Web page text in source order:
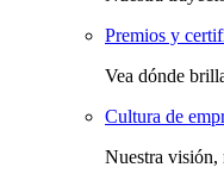
Premios y
Vea dónde
Cultura de
Nuestra visión,